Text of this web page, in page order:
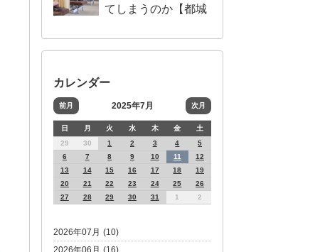
てしまうのか【都城
カレンダー
前月 2025年7月 次月
日 月 火 水 木 金
土
29
30 1 2 3 4
5
6
7 8 9 10 11
12
13
14 15 16 17 18
19
20
21 22 23 24 25
26
27
28 29 30 31 1 2
2026年07月 (10)
2026年06月 (16)